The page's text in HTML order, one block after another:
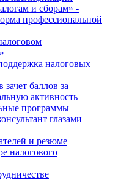
и сборам» -
профессиональной
налоговых
баллов за
активность
программы
глазами
и резюме
налогового